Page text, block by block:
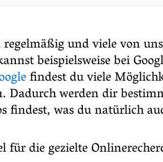
und viele von
beispielsweise bei
findest du viele
Dadurch werden dir
findest, was du natürlich
die gezielte